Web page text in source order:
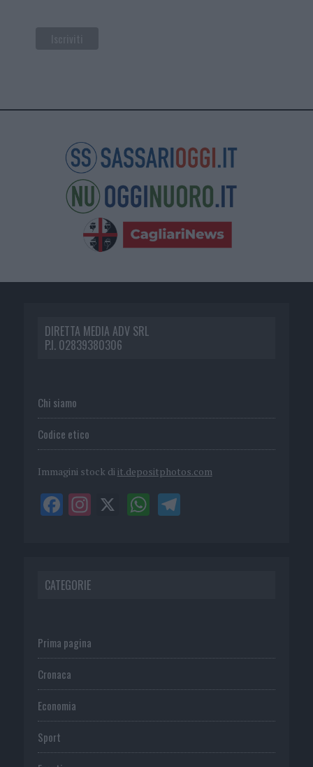
DIRETTA MEDIA ADV SRL
P.I. 02839380306
Chi siamo
Codice etico
Immagini stock di it.depositphotos.com
CATEGORIE
Prima pagina
Cronaca
Economia
Sport